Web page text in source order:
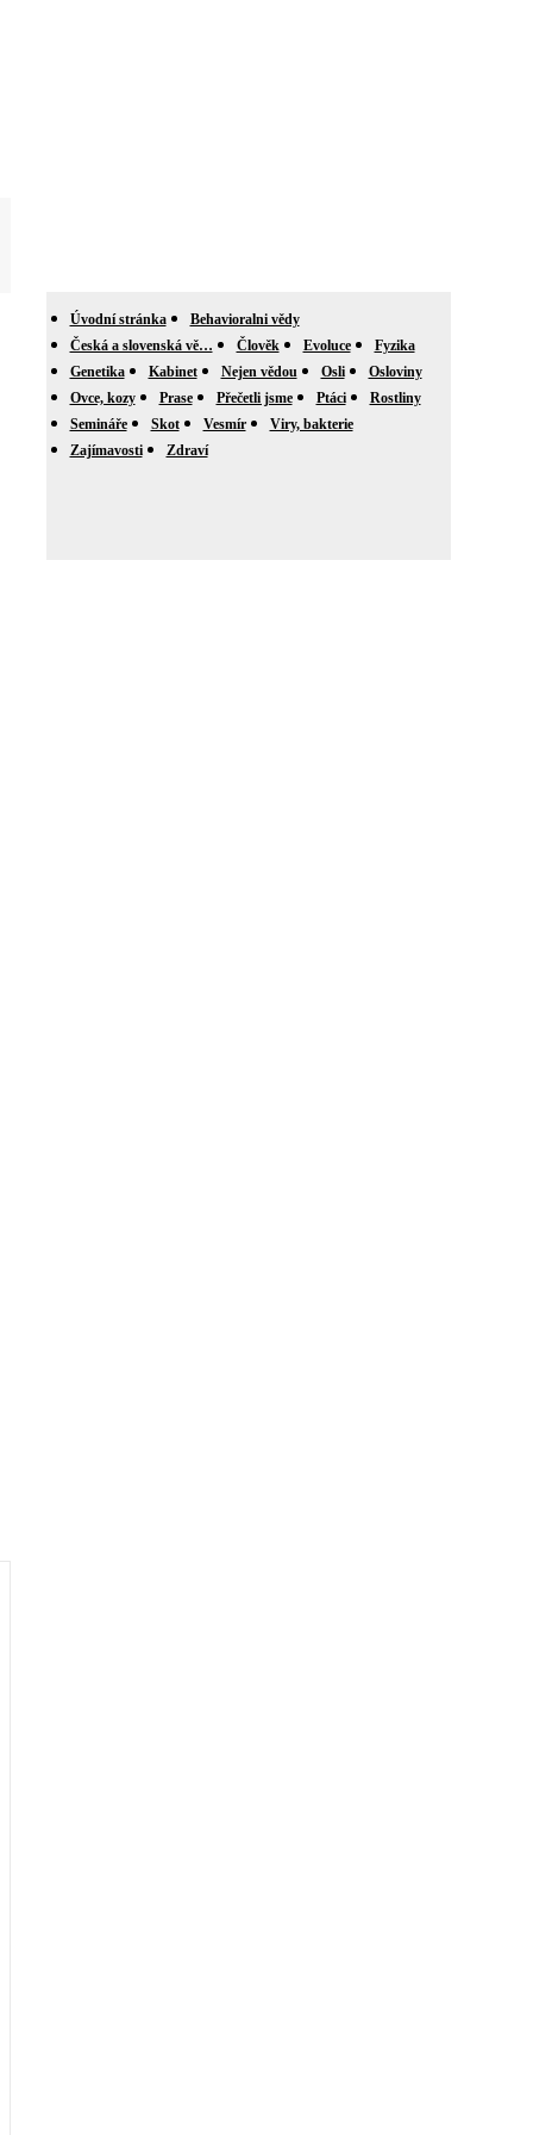
Úvodní stránka
Behavioralni vědy
Česká a slovenská vě…
Člověk Evoluce
Fyzika
Genetika
Kabinet Nejen vědou Osli
Osloviny
Ovce, kozy
Prase Přečetli jsme Ptáci
Rostliny
Semináře
Skot Vesmír
Viry, bakterie
Zajímavosti
Zdraví